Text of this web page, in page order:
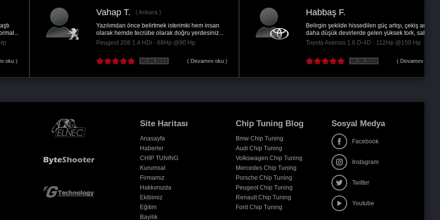
Erman E.
Aracın ara hızlanmaları hissedilir derecede
artarken, yakıt tüketimi konusunda ekonomi...
Volkswagen Golf 1.6 TDI - 110Hp @145 Hp
17.02.2022 ( Devamını oku )
Ertuğrul Gazi Ş.
Aracım performans olarak oldukça iyiydi daha ne
kadar iyi olabilir diye düşünmüştük oysaki...
BMW 5-Serisi 530d - 245Hp @310 Hp
21.06.2017 ( Devamını oku )
Site Haritası
Anasayfa
Haberler
CHIP TUNING
Kurumsal
Firmamız
Hakkımızda
Ekibimiz
Eğitim
Bayilik
Chip Tuning Blog
Bmw Chip Tuning
Audi Chip Tuning
Volkswagen Chip Tuning
Mercedes Chip Tuning
Porsche Chip Tuning
Peugeot Chip Tuning
Renault Chip Tuning
Ford Chip Tuning
Sosyal Medya
Facebook
Instagram
Twitter
Youtube